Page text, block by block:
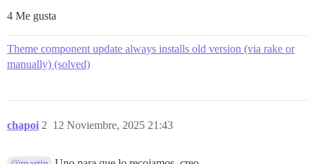
4 Me gusta
Theme component update always installs old version (via rake or
manually) (solved)
chapoi 12 Noviembre, 2025 21:43
2